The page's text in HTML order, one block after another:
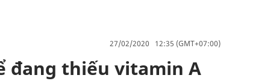
27/02/2020 12:35 (GMT+07:00)
đang thiếu vitamin A